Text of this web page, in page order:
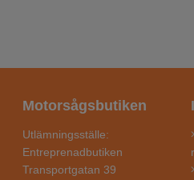
Motorsågsbutiken
Utlämningsställe:
Entreprenadbutiken
Transportgatan 39